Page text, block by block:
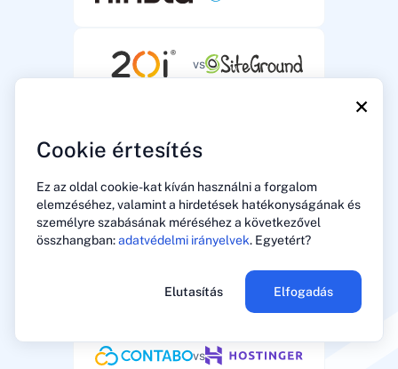
×
Cookie értesítés
Ez az oldal cookie-kat kíván használni a forgalom
elemzéséhez, valamint a hirdetések hatékonyságának és
személyre szabásának méréséhez a következővel
összhangban:adatvédelmi irányelvek. Egyetért?
Elutasítás Elfogadás
vs
vs
vs
vs